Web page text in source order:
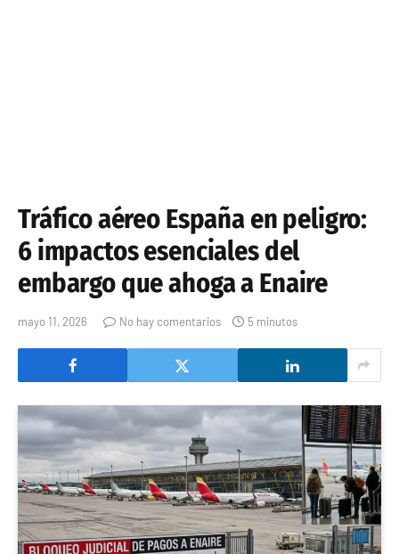
Tráfico aéreo España en peligro:
6 impactos esenciales del
embargo que ahoga a Enaire
mayo 11, 2026 No hay comentarios 5 minutos